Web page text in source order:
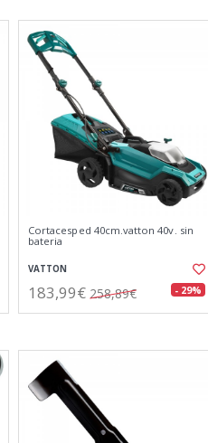
Cortacesped 40cm.vatton 40v. sin
bateria
VATTON
183,99€ 258,89€ - 29%